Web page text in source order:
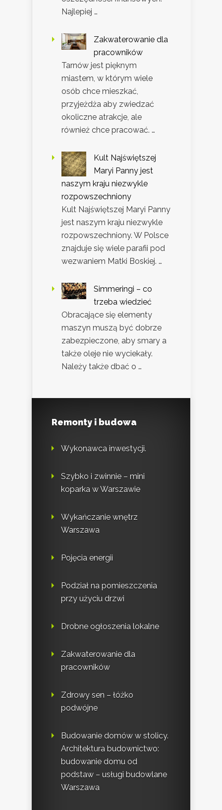
Najlepiej …
Zakwaterowanie dla
pracowników
Tarnów jest pięknym
miastem, w którym wiele
osób chce mieszkać,
przyjeżdża aby zwiedzać
okoliczne atrakcje, ale
również chce pracować. …
Kult Najświętszej
Maryi Panny jest
naszym kraju niezwykle
rozpowszechniony
Kult Najświętszej Maryi Panny
jest naszym kraju niezwykle
rozpowszechniony. W Polsce
znajduje się wiele parafii pod
wezwaniem Matki Boskiej. …
Simmeringi – co
trzeba wiedzieć
Obracające się elementy
maszyn muszą być dobrze
zabezpieczone, aby smary a
także oleje nie wyciekały.
Należy także dbać o …
Remonty i budowa
Wykonawca inwestycji.
Szybko i zwinnie – mini
koparka w Warszawie
Wykańczanie wnętrz
Warszawa
Pojęcia energii
Podział na pomieszczenia
przy użyciu drzwi
Drobne ogłoszenia lokalne
Zakwaterowanie dla
pracowników
Zdrowy sen – łóżko
podwójne
Budowanie domów w stolicy.
Architektura budownictwo:
budowanie domu od
podstaw – usługi budowlane
Warszawa